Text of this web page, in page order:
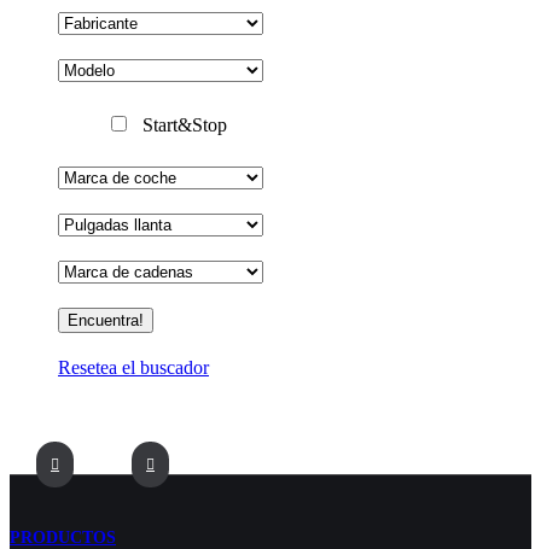
Start&Stop
Resetea el buscador
PRODUCTOS